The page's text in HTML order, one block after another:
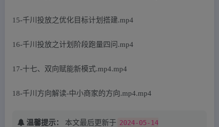
15-千川投放之优化目标计划搭建.mp4
16-千川投放之计划阶段跑量四问.mp4
17-十七、双向赋能新模式.mp4.mp4
18-千川方向解读-中小商家的方向.mp4.mp4
温馨提示： 本文最后更新于 2024-05-14